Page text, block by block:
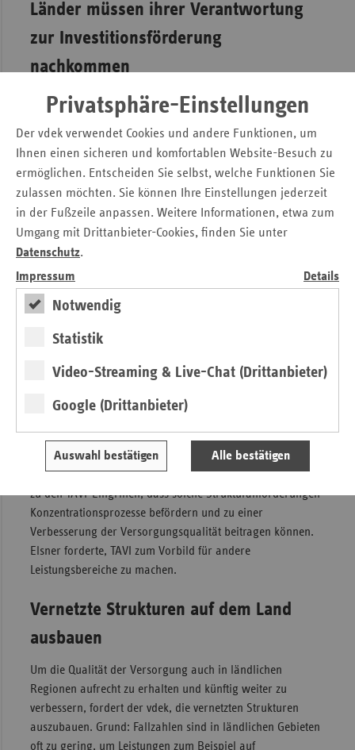
Privatsphäre-Einstellungen
Der vdek verwendet Cookies und andere Funktionen, um
Ihnen einen sicheren und komfortablen Website-Besuch zu
ermöglichen. Entscheiden Sie selbst, welche Funktionen Sie
zulassen möchten. Sie können Ihre Einstellungen jederzeit
in der Fußzeile anpassen. Weitere Informationen, etwa zum
Umgang mit Drittanbieter-Cookies, finden Sie unter
Datenschutz.
Impressum
Details
Notwendig
Statistik
Video-Streaming & Live-Chat (Drittanbieter)
Google (Drittanbieter)
Auswahl bestätigen Alle bestätigen
Länder müssen ihrer Verantwortung
zur Investitionsförderung
nachkommen
Um die Leistungserbringung auf weniger, aber größere
Standorte zu verteilen, ist nach Ansicht des vdek das
Mitwirken der Bundesländer unerlässlich. Elsner: „Die
Länder müssen diesen Strukturwandel durch eine aktive
Krankenhausplanung unterstützen. Hier ist in der
Vergangenheit viel zu wenig passiert. Auch müssen sie
endlich ihrer Verantwortung für eine angemessene
Investitionsförderung nachkommen und entsprechende
Investitionsprogramme auflegen.“ Die Krankenhausplanung
müsse sich an bundesweiten Rahmenvorgaben orientieren,
die vomGemeinsamen Bundesausschuss (G-BA)festgelegt
werden sollten.
Verbindliche Strukturanforderungen
des G-BA für zusätzliche
Leistungsbereiche
Daneben müssen auch Strukturanforderungen des G-BA für
weitere Leistungsbereiche der Krankenhäuser folgen, so
Elsner. Das IGES-Gutachten zeigt am Beispiel der Vorgaben
zu den TAVI-Eingriffen, dass solche Strukturanforderungen
Konzentrationsprozesse befördern und zu einer
Verbesserung der Versorgungsqualität beitragen können.
Elsner forderte, TAVI zum Vorbild für andere
Leistungsbereiche zu machen.
Vernetzte Strukturen auf dem Land
ausbauen
Um die Qualität der Versorgung auch in ländlichen
Regionen aufrecht zu erhalten und künftig weiter zu
verbessern, fordert der vdek, die vernetzten Strukturen
auszubauen. Grund: Fallzahlen sind in ländlichen Gebieten
oft zu gering, um Leistungen zum Beispiel auf